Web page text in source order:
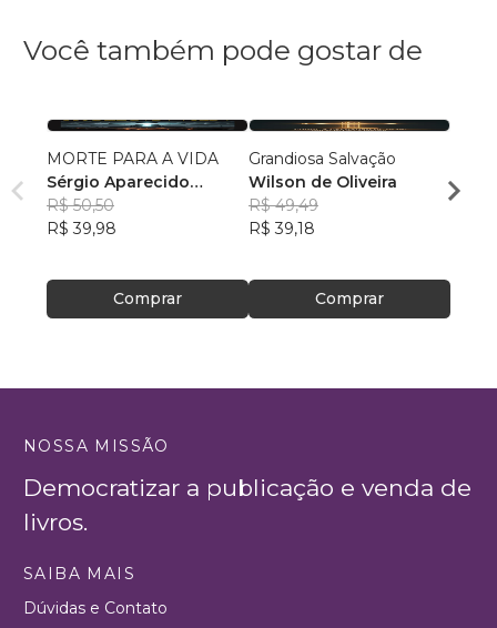
Você também pode gostar de
MORTE PARA A VIDA
Sérgio Aparecido
Ribeiro de Souza
R$ 50,50
R$ 39,98
Comprar
Grandiosa Salvação
Wilson de Oliveira
R$ 49,49
R$ 39,18
Comprar
R$
NOSSA MISSÃO
Democratizar a publicação e venda de
livros.
SAIBA MAIS
Dúvidas e Contato